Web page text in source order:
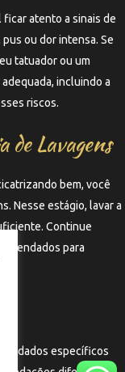
atento a sinais de
ou dor intensa. Se
tatuador ou um
incluindo a
riscos.
de Lavagens
bem, você
Nesse estágio, lavar a
Continue
para
específicos